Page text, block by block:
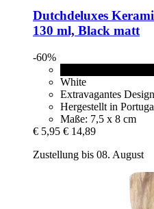
Dutchdeluxes
130 ml, Black matt
-60%
White
Extravagantes Design
Hergestellt in
Maße: 7,5 x 8 cm
€ 5,95 € 14,89
Zustellung bis 08. August